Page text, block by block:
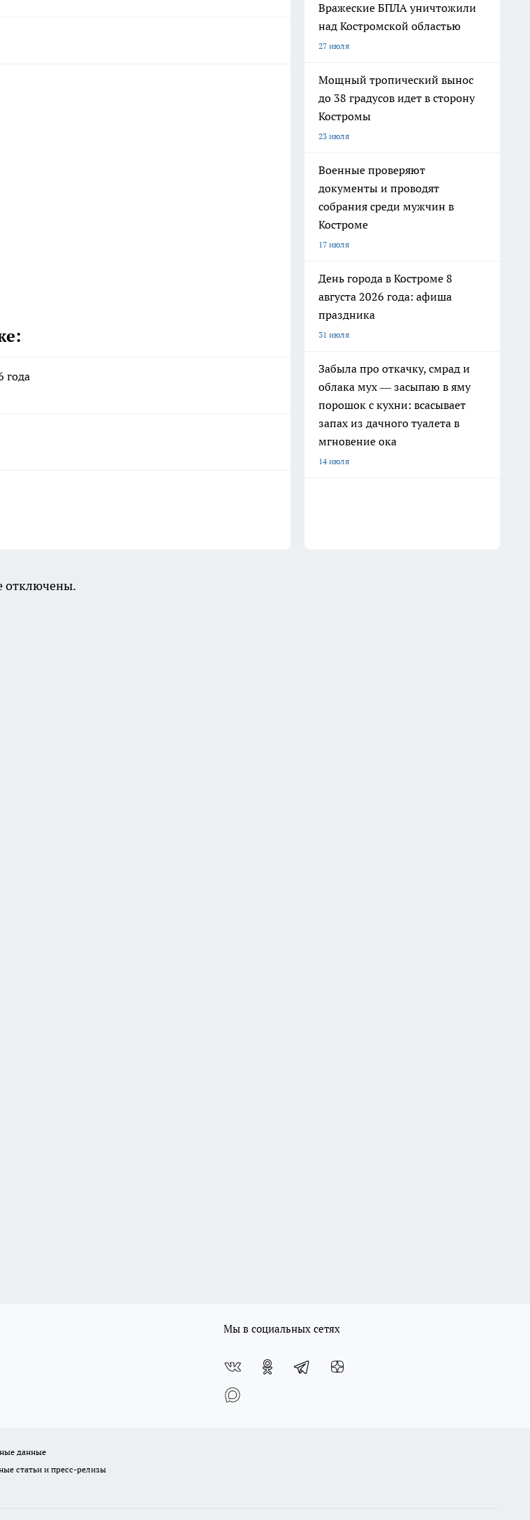
года
Вражеские БПЛА уничтожили
над Костромской областью
27 июля
Мощный тропический вынос
до 38 градусов идет в сторону
Костромы
23 июля
Военные проверяют
документы и проводят
собрания среди мужчин в
Костроме
17 июля
День города в Костроме 8
августа 2026 года: афиша
праздника
31 июля
Забыла про откачку, смрад и
облака мух — засыпаю в яму
порошок с кухни: всасывает
запах из дачного туалета в
мгновение ока
14 июля
отключены.
Мы в социальных сетях
данные
статьи и пресс-релизы